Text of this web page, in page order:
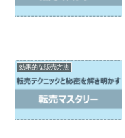
効果的な販売方法